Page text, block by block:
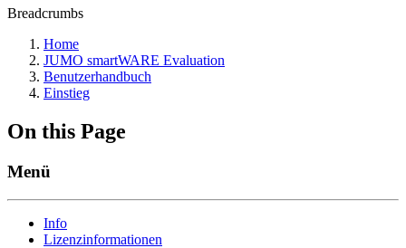
Breadcrumbs
Home
JUMO smartWARE Evaluation
Benutzerhandbuch
Einstieg
On this Page
Menü
Info
Lizenzinformationen